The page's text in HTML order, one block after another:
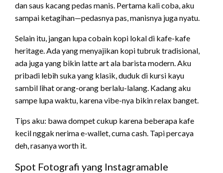
dan saus kacang pedas manis. Pertama kali coba, aku
sampai ketagihan—pedasnya pas, manisnya juga nyatu.
Selain itu, jangan lupa cobain kopi lokal di kafe-kafe
heritage. Ada yang menyajikan kopi tubruk tradisional,
ada juga yang bikin latte art ala barista modern. Aku
pribadi lebih suka yang klasik, duduk di kursi kayu
sambil lihat orang-orang berlalu-lalang. Kadang aku
sampe lupa waktu, karena vibe-nya bikin relax banget.
Tips aku: bawa dompet cukup karena beberapa kafe
kecil nggak nerima e-wallet, cuma cash. Tapi percaya
deh, rasanya worth it.
Spot Fotografi yang Instagramable